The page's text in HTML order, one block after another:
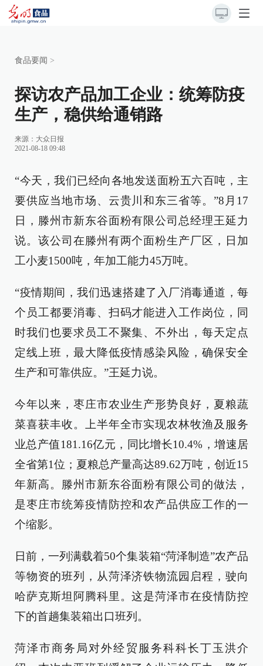
食品要闻 >
探访农产品加工企业：统筹防疫
生产，稳供给通销路
来源： 大众日报
2021-08-18 09:48
“今天，我们已经向各地发送面粉五六百吨，主
要供应当地市场、云贵川和东三省等。”8月17
日，滕州市新东谷面粉有限公司总经理王延力
说。该公司在滕州有两个面粉生产厂区，日加
工小麦1500吨，年加工能力45万吨。
“疫情期间，我们迅速搭建了入厂消毒通道，每
个员工都要消毒、扫码才能进入工作岗位，同
时我们也要求员工不聚集、不外出，每天定点
定线上班，最大降低疫情感染风险，确保安全
生产和可靠供应。”王延力说。
今年以来，枣庄市农业生产形势良好，夏粮蔬
菜喜获丰收。上半年全市实现农林牧渔及服务
业总产值181.16亿元，同比增长10.4%，增速居
全省第1位；夏粮总产量高达89.62万吨，创近15
年新高。滕州市新东谷面粉有限公司的做法，
是枣庄市统筹疫情防控和农产品供应工作的一
个缩影。
日前，一列满载着50个集装箱“菏泽制造”农产品
等物资的班列，从菏泽济铁物流园启程，驶向
哈萨克斯坦阿腾科里。这是菏泽市在疫情防控
下的首趟集装箱出口班列。
菏泽市商务局对外经贸服务科科长丁玉洪介